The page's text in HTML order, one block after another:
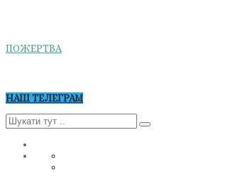
ПОЖЕРТВА
НАШ ТЕЛЕГРАМ